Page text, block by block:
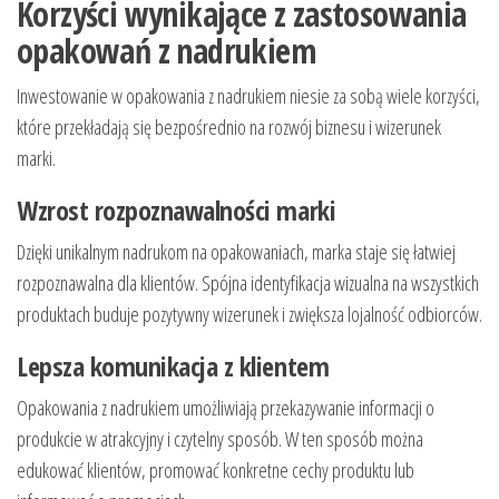
Korzyści wynikające z zastosowania
opakowań z nadrukiem
Inwestowanie w opakowania z nadrukiem niesie za sobą wiele korzyści,
które przekładają się bezpośrednio na rozwój biznesu i wizerunek
marki.
Wzrost rozpoznawalności marki
Dzięki unikalnym nadrukom na opakowaniach, marka staje się łatwiej
rozpoznawalna dla klientów. Spójna identyfikacja wizualna na wszystkich
produktach buduje pozytywny wizerunek i zwiększa lojalność odbiorców.
Lepsza komunikacja z klientem
Opakowania z nadrukiem umożliwiają przekazywanie informacji o
produkcie w atrakcyjny i czytelny sposób. W ten sposób można
edukować klientów, promować konkretne cechy produktu lub